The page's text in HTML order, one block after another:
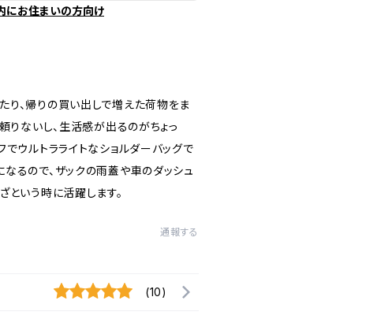
にお住まいの方向け
り、帰りの買い出しで増えた荷物をま
りないし、生活感が出るのがちょっ
でウルトラライトなショルダーバッグで
るので、ザックの雨蓋や車のダッシュ
という時に活躍します。
通報する
(10)